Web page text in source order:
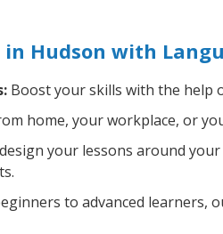
in Hudson with
Boost your skills with the help
home, your workplace, or
your lessons around
to advanced learners,